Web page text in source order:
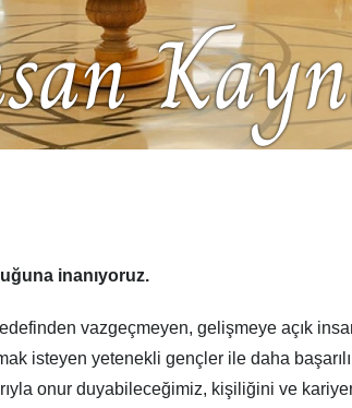
inanıyoruz.
vazgeçmeyen, gelişmeye açık
isteyen yetenekli gençler ile daha
onur duyabileceğimiz, kişiliğini ve